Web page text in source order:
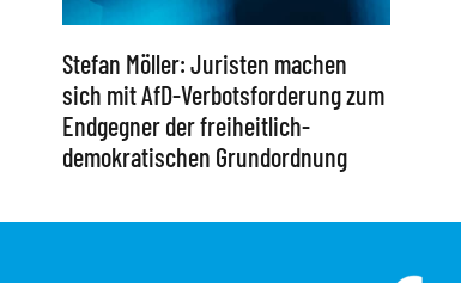
Stefan Möller: Juristen machen
sich mit AfD-Verbotsforderung zum
Endgegner der freiheitlich-
demokratischen Grundordnung